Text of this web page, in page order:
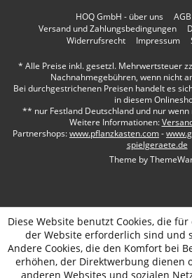
HOQ GmbH - über uns AGB
Versand und Zahlungsbedingungen
Widerrufsrecht
Impressum
* Alle Preise inkl. gesetzl. Mehrwertsteuer
Nachnahmegebühren, wenn nicht
Bei durchgestrichenen Preisen handelt es
in diesem
** nur Festland Deutschland und nur
Weitere Informationen:
Partnershops:www.pflanzkasten.com-
spielgeraete.de
Theme by
Diese Website benutzt Cookies, die
der Website erforderlich sind und
Andere Cookies, die den Komfort bei
erhöhen, der Direktwerbung dienen
anderen Websites und sozialen